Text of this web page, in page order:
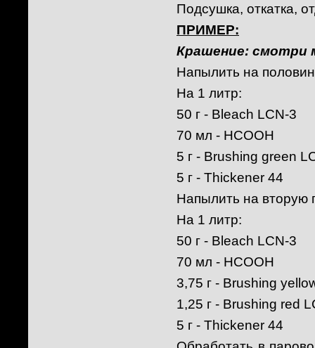
Подсушка, откатка,
ПРИМЕР:
Крашение: смотри
Напылить на
На 1 литр:
50 г - Bleach LCN-3
70 мл - НСООН
5 г - Brushing green
5 г - Thickener 44
Напылить на вторую
На 1 литр:
50 г - Bleach LCN-3
70 мл - НСООН
3,75 г - Brushing
1,25 г - Brushing red
5 г - Thickener 44